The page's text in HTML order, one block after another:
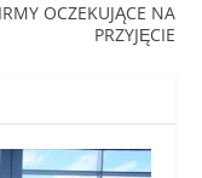
OCZEKUJĄCE NA
PRZYJĘCIE